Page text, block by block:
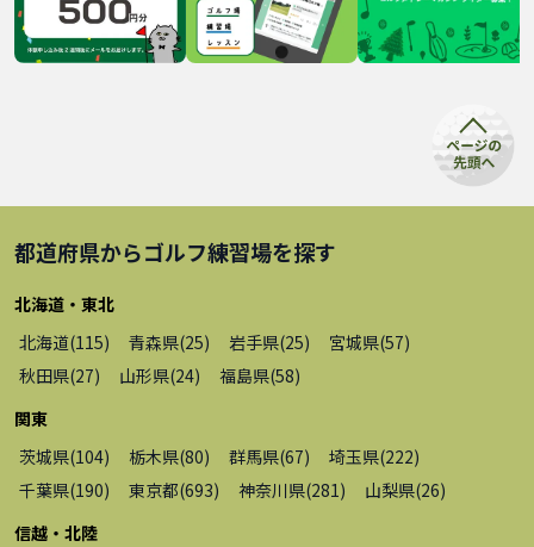
都道府県からゴルフ練習場を探す
北海道・東北
北海道(115) 青森県(25) 岩手県(25) 宮城県(57)
秋田県(27) 山形県(24) 福島県(58)
関東
茨城県(104) 栃木県(80) 群馬県(67) 埼玉県(222)
千葉県(190) 東京都(693) 神奈川県(281) 山梨県(26)
信越・北陸